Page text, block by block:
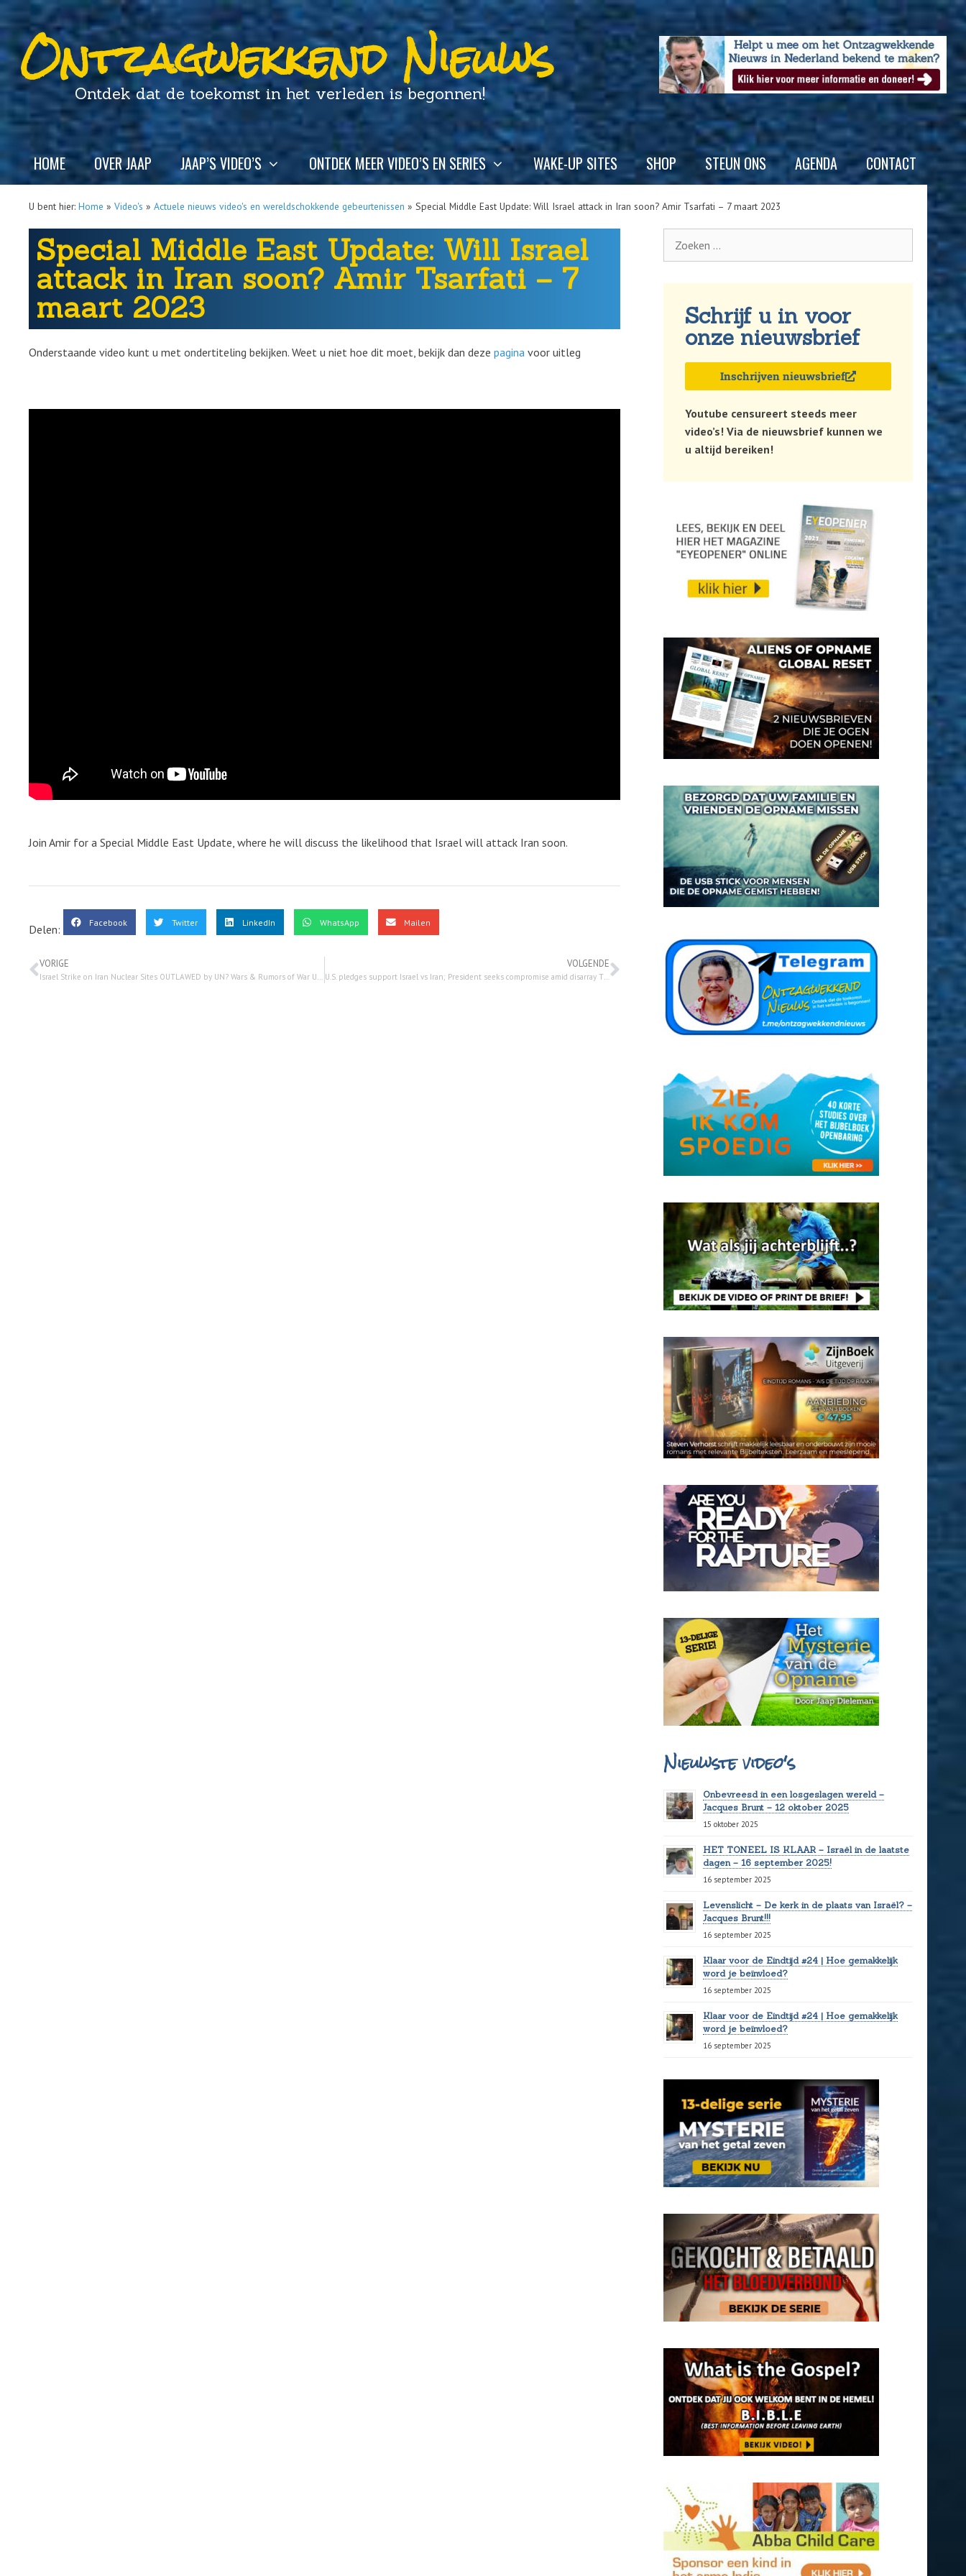
Ontzagwekkend Nieuws
Ontdek dat de toekomst in het verleden is begonnen!
HOME OVER JAAP JAAP’S VIDEO’S ONTDEK MEER VIDEO’S EN SERIES WAKE-UP SITES SHOP STEUN ONS AGENDA CONTACT
U bent hier: Home » Video's » Actuele nieuws video's en wereldschokkende gebeurtenissen » Special Middle East Update: Will Israel attack in Iran soon? Amir Tsarfati – 7 maart 2023
Special Middle East Update: Will Israel
attack in Iran soon? Amir Tsarfati – 7
maart 2023
Onderstaande video kunt u met ondertiteling bekijken. Weet u niet hoe dit moet, bekijk dan deze pagina voor uitleg
Join Amir for a Special Middle East Update, where he will discuss the likelihood that Israel will attack Iran soon.
Delen: Facebook Twitter LinkedIn WhatsApp Mailen
VORIGE
Israel Strike on Iran Nuclear Sites OUTLAWED by UN? Wars & Rumors of War UPDATE | Watchman Newscast – 6 maart 2023
VOLGENDE
U.S. pledges support Israel vs Iran; President seeks compromise amid disarray TV7 Israel News – 09 maart 2023
Schrijf u in voor
onze nieuwsbrief
Inschrijven nieuwsbrief
Youtube censureert steeds meer
video’s! Via de nieuwsbrief kunnen we
u altijd bereiken!
Nieuwste video's
Onbevreesd in een losgeslagen wereld –
Jacques Brunt – 12 oktober 2025
15 oktober 2025
HET TONEEL IS KLAAR – Israël in de laatste
dagen – 16 september 2025!
16 september 2025
Levenslicht – De kerk in de plaats van Israël? –
Jacques Brunt!!!
16 september 2025
Klaar voor de Eindtijd #24 | Hoe gemakkelijk
word je beïnvloed?
16 september 2025
Klaar voor de Eindtijd #24 | Hoe gemakkelijk
word je beïnvloed?
16 september 2025